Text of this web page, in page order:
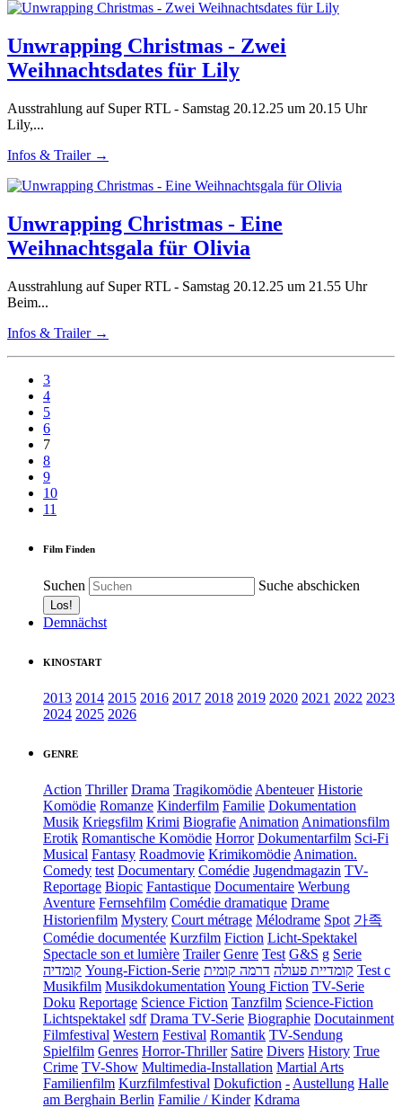
Unwrapping Christmas - Zwei
Weihnachtsdates für Lily
Ausstrahlung auf Super RTL - Samstag 20.12.25 um 20.15 Uhr
Lily,...
Infos & Trailer →
Unwrapping Christmas - Eine
Weihnachtsgala für Olivia
Ausstrahlung auf Super RTL - Samstag 20.12.25 um 21.55 Uhr
Beim...
Infos & Trailer →
3
4
5
6
7
8
9
10
11
Film Finden
Suchen Suche abschicken
Demnächst
KINOSTART
2013 2014 2015 2016 2017 2018 2019 2020 2021 2022 2023
2024 2025 2026
GENRE
Action Thriller Drama Tragikomödie Abenteuer Historie
Komödie Romanze Kinderfilm Familie Dokumentation
Musik Kriegsfilm Krimi Biografie Animation Animationsfilm
Erotik Romantische Komödie Horror Dokumentarfilm Sci-Fi
Musical Fantasy Roadmovie Krimikomödie Animation.
Comedy test Documentary Comédie Jugendmagazin TV-
Reportage Biopic Fantastique Documentaire Werbung
Aventure Fernsehfilm Comédie dramatique Drame
Historienfilm Mystery Court métrage Mélodrame Spot 가족
Comédie documentée Kurzfilm Fiction Licht-Spektakel
Spectacle son et lumière Trailer Genre Test G&S g Serie
קומדיה Young-Fiction-Serie קומדיית פעולה דרמה קומית
Test c
Musikfilm Musikdokumentation Young Fiction TV-Serie
Doku Reportage Science Fiction Tanzfilm Science-Fiction
Lichtspektakel sdf Drama TV-Serie Biographie Docutainment
Filmfestival Western Festival Romantik TV-Sendung
Spielfilm Genres Horror-Thriller Satire Divers History True
Crime TV-Show Multimedia-Installation Martial Arts
Familienfilm Kurzfilmfestival Dokufiction - Austellung Halle
am Berghain Berlin Familie / Kinder Kdrama